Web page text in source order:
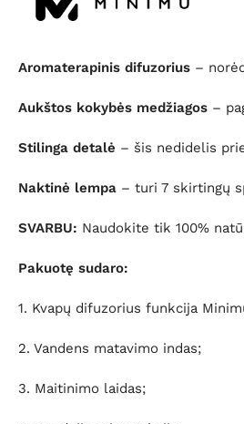
Aromaterapinis difuzorius –
Aukštos kokybės medžiagos –
Stilinga detalė – šis nedidelis
Naktinė lempa – turi 7 skirtingų
SVARBU: Naudokite tik 100%
Pakuotę sudaro:
1. Kvapų difuzorius funkcija
2. Vandens matavimo indas;
3. Maitinimo laidas;